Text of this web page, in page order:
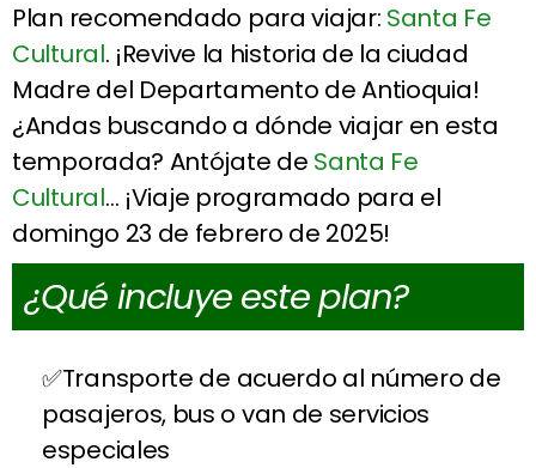
Plan recomendado para viajar: Santa Fe
Cultural. ¡Revive la historia de la ciudad
Madre del Departamento de Antioquia!
¿Andas buscando a dónde viajar en esta
temporada? Antójate de Santa Fe
Cultural… ¡Viaje programado para el
domingo 23 de febrero de 2025!
¿Qué incluye este plan?
Transporte de acuerdo al número de
pasajeros, bus o van de servicios
especiales